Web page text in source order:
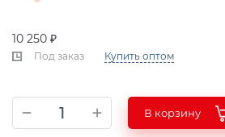
10 250 ₽
Под заказ Купить оптом
В корзину